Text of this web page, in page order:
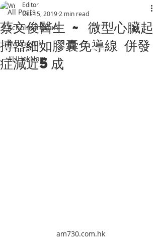
All Posts
#choimanchun
#wongyuk
#LiHokNam
蔡文俊醫生 ~ 微型心臟起
搏器細如膠囊免導線 併發
症減近5成
Editor
Oct 15, 2019 2 min read
am730.com.hk